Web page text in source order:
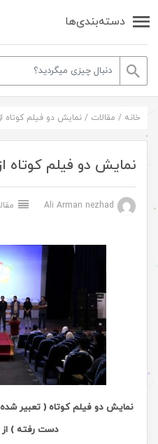
دسته‌بندی‌ها
خانه / مقالات / نمایش دو فیلم کوتاه
نمایش دو فیلم کوتاه
نمایش دو فیلم کوتاه ( تعبیر
دست رفته )